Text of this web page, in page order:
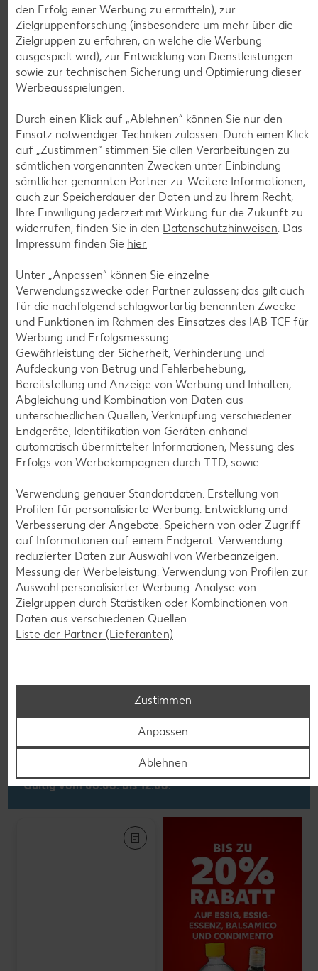
Maasdam
je 100 g
-56%
0.69
Weitere Angebote anzeigen
Tiefkühlkost
Gültig vom 06.08. bis 12.08.
KNÜLLER
.
je 6 - 12 St. = 398 - 560-ml-Packg.
(1 l = 5.34 - 7.52)
nur
2.99
K-CLASSIC
Maxx XXL
je 8 St. = 800-ml-Großpackg.
(1 l = 3.74)
nur
2.99
2.79
Weitere Angebote anzeigen
Feinkost, Konserven
Gültig vom 06.08. bis 12.08.
den Erfolg einer Werbung zu ermitteln), zur
Zielgruppenforschung (insbesondere um mehr über die
Zielgruppen zu erfahren, an welche die Werbung
ausgespielt wird), zur Entwicklung von Dienstleistungen
sowie zur technischen Sicherung und Optimierung dieser
Werbeausspielungen.
Durch einen Klick auf „Ablehnen“ können Sie nur den
Einsatz notwendiger Techniken zulassen. Durch einen Klick
auf „Zustimmen“ stimmen Sie allen Verarbeitungen zu
sämtlichen vorgenannten Zwecken unter Einbindung
sämtlicher genannten Partner zu. Weitere Informationen,
auch zur Speicherdauer der Daten und zu Ihrem Recht,
Ihre Einwilligung jederzeit mit Wirkung für die Zukunft zu
widerrufen, finden Sie in den Datenschutzhinweisen. Das
Impressum finden Sie hier.
Unter „Anpassen“ können Sie einzelne
Verwendungszwecke oder Partner zulassen; das gilt auch
für die nachfolgend schlagwortartig benannten Zwecke
und Funktionen im Rahmen des Einsatzes des IAB TCF für
Werbung und Erfolgsmessung:
Gewährleistung der Sicherheit, Verhinderung und
Aufdeckung von Betrug und Fehlerbehebung,
Bereitstellung und Anzeige von Werbung und Inhalten,
Abgleichung und Kombination von Daten aus
unterschiedlichen Quellen, Verknüpfung verschiedener
Endgeräte, Identifikation von Geräten anhand
automatisch übermittelter Informationen, Messung des
Erfolgs von Werbekampagnen durch TTD, sowie:
Verwendung genauer Standortdaten. Erstellung von
Profilen für personalisierte Werbung. Entwicklung und
Verbesserung der Angebote. Speichern von oder Zugriff
auf Informationen auf einem Endgerät. Verwendung
reduzierter Daten zur Auswahl von Werbeanzeigen.
Messung der Werbeleistung. Verwendung von Profilen zur
Auswahl personalisierter Werbung. Analyse von
Zielgruppen durch Statistiken oder Kombinationen von
Daten aus verschiedenen Quellen.
Liste der Partner (Lieferanten)
Zustimmen
Anpassen
Ablehnen